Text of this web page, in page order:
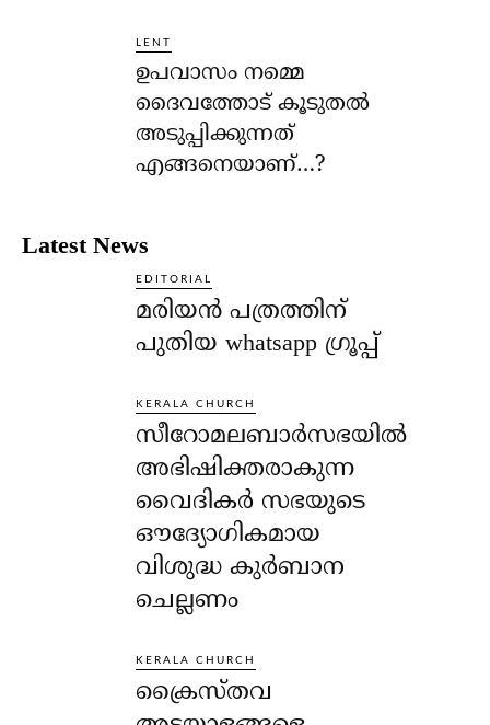
LENT
ഉപവാസം നമ്മെ
ദൈവത്തോട് കൂടുതല്‍
അടുപ്പിക്കുന്നത്
എങ്ങനെയാണ്…?
Latest News
EDITORIAL
മരിയൻ പത്രത്തിന്
പുതിയ whatsapp ഗ്രൂപ്പ്
KERALA CHURCH
സീറോമലബാർസഭയിൽ
അഭിഷിക്തരാകുന്ന
വൈദികർ സഭയുടെ
ഔദ്യോഗികമായ
വിശുദ്ധ കുർബാന
ചെല്ലണം
KERALA CHURCH
ക്രൈസ്തവ